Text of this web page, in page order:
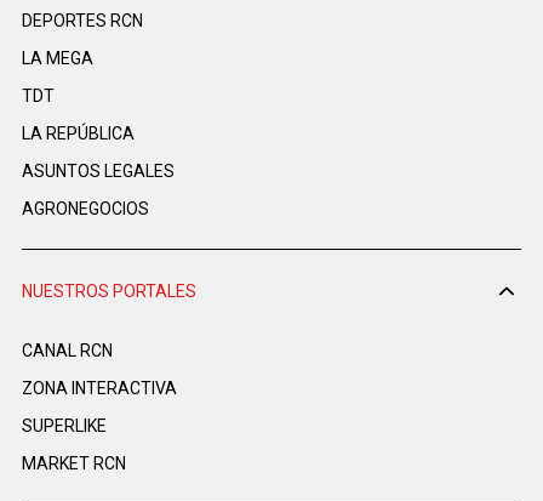
DEPORTES RCN
LA MEGA
TDT
LA REPÚBLICA
ASUNTOS LEGALES
AGRONEGOCIOS
NUESTROS PORTALES
CANAL RCN
ZONA INTERACTIVA
SUPERLIKE
MARKET RCN